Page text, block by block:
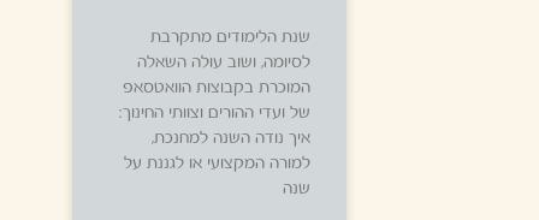
שנת הלימודים מתקרבת
לסיומה, ושוב עולה השאלה
המוכרת בקבוצות הוואטסאפ
של ועדי ההורים וצוותי החינוך:
איך נודה השנה למחנכת,
למורה המקצועי או לגננת על
שנה